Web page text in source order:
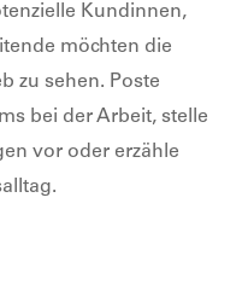
Kund innen,
möchten die
zu sehen. Poste
bei der Arbeit, stelle
vor oder erzähle